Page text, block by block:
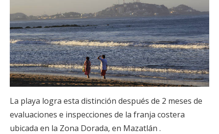
La playa logra esta distinción después de 2 meses de
evaluaciones e inspecciones de la franja costera
ubicada en la Zona Dorada, en Mazatlán .